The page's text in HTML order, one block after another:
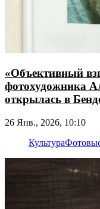
«Объективный
фотохудожника
открылась в
26 Янв., 2026, 10:10
Культура